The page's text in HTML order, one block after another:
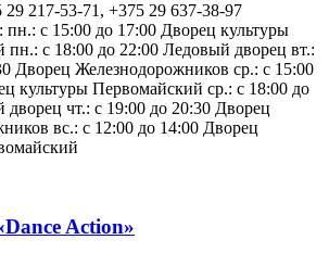
29 217-53-71, +375 29 637-38-97
пн.: c 15:00 до 17:00 Дворец культуры
пн.: c 18:00 до 22:00 Ледовый дворец вт.:
Дворец Железнодорожников ср.: c 15:00
культуры Первомайский ср.: c 18:00 до
чт.: c 19:00 до 20:30 Дворец
вс.: c 12:00 до 14:00 Дворец
Action»